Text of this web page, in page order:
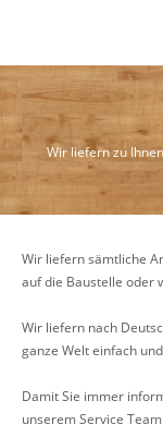
Wir liefern zu
Wir liefern sämtliche
auf die Baustelle oder
Wir liefern nach
ganze Welt einfach
Damit Sie immer
unserem Service